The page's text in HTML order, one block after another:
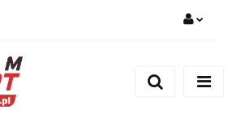
Zarejestruj się